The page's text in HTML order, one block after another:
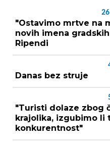
26
"Ostavimo mrtve na
novih imena
Ripendi
Danas bez struje
"Turisti dolaze zbog
krajolika, izgubimo li
konkurentnost"